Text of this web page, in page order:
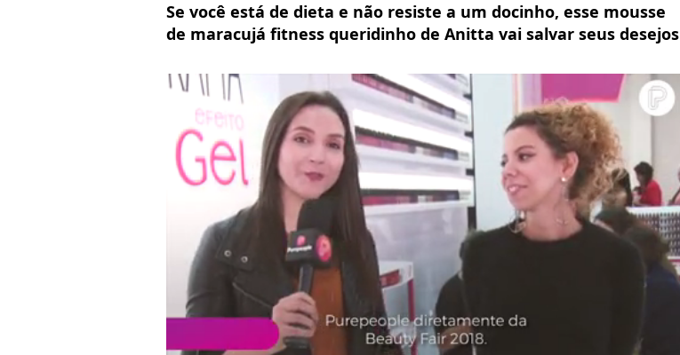
Se você está de dieta e não resiste a um docinho, esse mousse
de maracujá fitness queridinho de Anitta vai salvar seus desejos